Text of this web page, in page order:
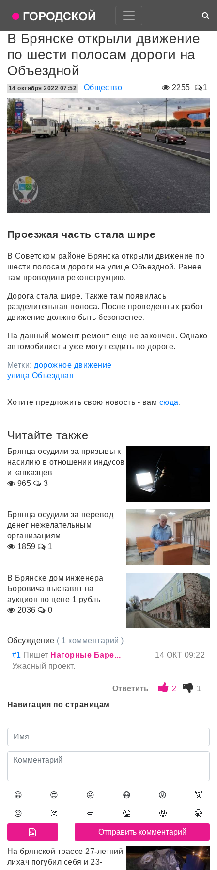
В Брянске открыли движение
по шести полосам дороги на
Объездной
2255 1
14 октября 2022 07:52 Общество
Проезжая часть стала шире
В Советском районе Брянска открыли движение по
шести полосам дороги на улице Объездной. Ранее
там проводили реконструкцию.
Дорога стала шире. Также там появилась
разделительная полоса. После проведенных работ
движение должно быть безопаснее.
На данный момент ремонт еще не закончен. Однако
автомобилисты уже могут ездить по дороге.
Метки: дорожное движение
улица Объездная
Хотите предложить свою новость - вам сюда.
Читайте также
Брянца осудили за призывы к
насилию в отношении индусов
и кавказцев
965
3
Брянца осудили за перевод
денег нежелательным
организациям
1859
1
В Брянске дом инженера
Боровича выставят на
аукцион по цене 1 рубль
2036
0
Обсуждение ( 1 комментарий )
#1 Пишет Нагорные Баре...
14 ОКТ 09:22
Ужасный проект.
Ответить 2
1
Навигация по страницам
😀 😍 😛 😷 😡 👿
😖 💩 💋 🤮 🤑 🤫
На брянской трассе 27-летний
лихач погубил себя и 23-